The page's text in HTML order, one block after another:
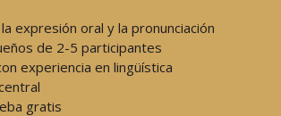
expresión oral y la pronunciación
de 2-5 participantes
experiencia en lingüística
gratis